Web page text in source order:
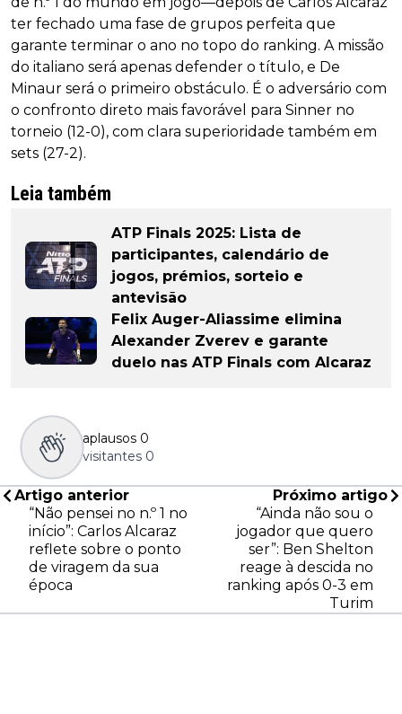
ter fechado uma fase de grupos perfeita que
garante terminar o ano no topo do ranking. A missão
do italiano será apenas defender o título, e De
Minaur será o primeiro obstáculo. É o adversário com
o confronto direto mais favorável para Sinner no
torneio (12-0), com clara superioridade também em
sets (27-2).
Leia também
ATP Finals 2025: Lista de
participantes, calendário de
jogos, prémios, sorteio e
antevisão
Felix Auger-Aliassime elimina
Alexander Zverev e garante
duelo nas ATP Finals com Alcaraz
aplausos 0
visitantes 0
Artigo anterior
“Não pensei no n.º 1 no
início”: Carlos Alcaraz
reflete sobre o ponto
de viragem da sua
época
Próximo artigo
“Ainda não sou o
jogador que quero
ser”: Ben Shelton
reage à descida no
ranking após 0-3 em
Turim